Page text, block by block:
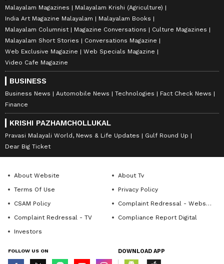
Malayalam Magazines
Malayalam Krishi (Agriculture)
India Art Magazine Malayalam
Malayalam Books
Malayalam Columnist
Magazine Conversations
Culture Magazines
Malayalam Short Stories
Conversations Magazine
Web Exclusive Magazine
Web Specials Magazine
Video Cafe Magazine
BUSINESS
Business News Automobile News Technologies
Fact Check News
Finance
KRISHI PAZHAMCHOLLUKAL
Pravasi Malayali World, News & Life Updates
Gulf Round Up
Dear Big Ticket
About Website
About Tv
Terms Of Use
Privacy Policy
CSAM Policy
Complaint Redressal - Website
Complaint Redressal - TV
Compliance Report Digital
Investors
FOLLOW US ON DOWNLOAD APP